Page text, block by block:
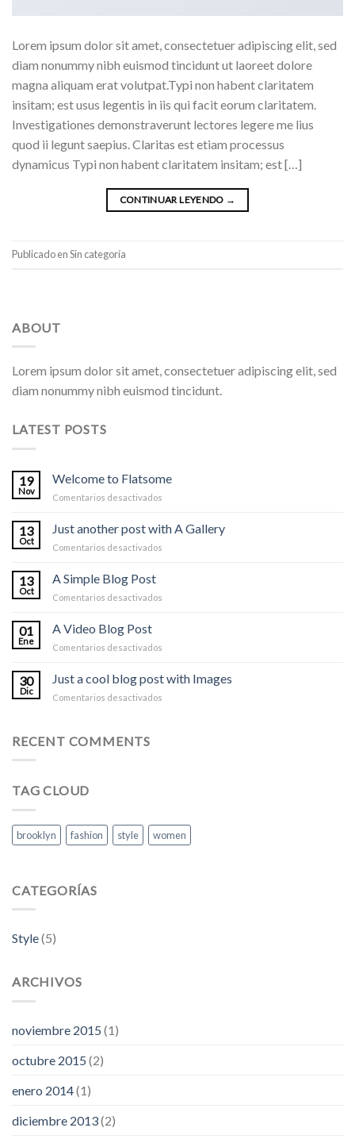
Lorem ipsum dolor sit amet, consectetuer adipiscing elit, sed
diam nonummy nibh euismod tincidunt ut laoreet dolore
magna aliquam erat volutpat.Typi non habent claritatem
insitam; est usus legentis in iis qui facit eorum claritatem.
Investigationes demonstraverunt lectores legere me lius
quod ii legunt saepius. Claritas est etiam processus
dynamicus Typi non habent claritatem insitam; est […]
CONTINUAR LEYENDO →
Publicado en Sin categoría
ABOUT
Lorem ipsum dolor sit amet, consectetuer adipiscing elit, sed
diam nonummy nibh euismod tincidunt.
LATEST POSTS
19
Nov
Welcome to Flatsome
Comentarios desactivados
to
Flatsome
13
Oct
Just another post with A Gallery
Comentarios desactivados
13
Oct
A Simple Blog Post
Comentarios desactivados
01
Ene
A Video Blog Post
Comentarios desactivados
Video
Blog
30
Dic
Just a cool blog post with Images
Comentarios desactivados
RECENT COMMENTS
TAG CLOUD
brooklyn fashion style women
CATEGORÍAS
Style(5)
ARCHIVOS
noviembre 2015 (1)
octubre 2015 (2)
enero 2014(1)
diciembre 2013(2)